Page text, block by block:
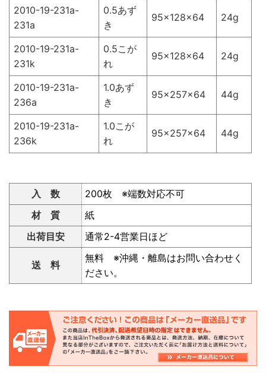
2010-19-231a-
231a
0.5あず
き
95×128×64 24g
2010-19-231a-
231k
0.5こが
れ
95×128×64 24g
2010-19-231a-
236a
1.0あず
き
95×257×64 44g
2010-19-231a-
236k
1.0こが
れ
95×257×64 44g
入 数
200枚 ※端数対応不可
材 質
紙
出荷目安
通常2-4営業日ほど
送 料
無料 ※沖縄・離島はお問い合わせく
ださい。